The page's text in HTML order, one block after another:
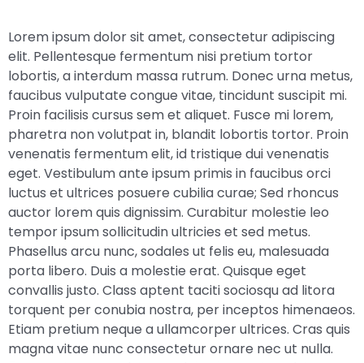
Lorem ipsum dolor sit amet, consectetur adipiscing
elit. Pellentesque fermentum nisi pretium tortor
lobortis, a interdum massa rutrum. Donec urna metus,
faucibus vulputate congue vitae, tincidunt suscipit mi.
Proin facilisis cursus sem et aliquet. Fusce mi lorem,
pharetra non volutpat in, blandit lobortis tortor. Proin
venenatis fermentum elit, id tristique dui venenatis
eget. Vestibulum ante ipsum primis in faucibus orci
luctus et ultrices posuere cubilia curae; Sed rhoncus
auctor lorem quis dignissim. Curabitur molestie leo
tempor ipsum sollicitudin ultricies et sed metus.
Phasellus arcu nunc, sodales ut felis eu, malesuada
porta libero. Duis a molestie erat. Quisque eget
convallis justo. Class aptent taciti sociosqu ad litora
torquent per conubia nostra, per inceptos himenaeos.
Etiam pretium neque a ullamcorper ultrices. Cras quis
magna vitae nunc consectetur ornare nec ut nulla.